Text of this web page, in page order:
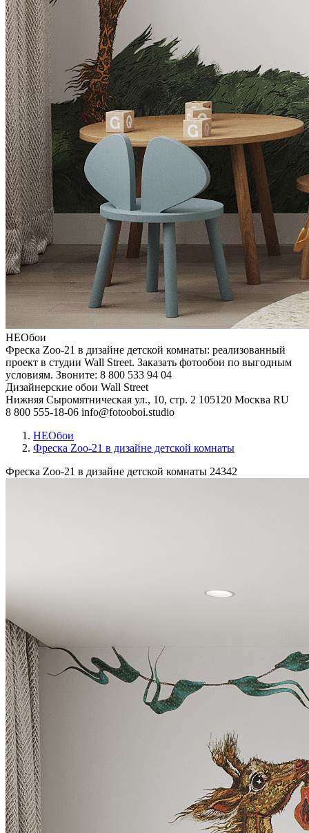
НЕОбои
Фреска Zoo-21 в дизайне детской комнаты: реализованный
проект в студии Wall Street. Заказать фотообои по выгодным
условиям. Звоните: 8 800 533 94 04
Дизайнерские обои Wall Street
Нижняя Сыромятническая ул., 10, стр. 2 105120 Москва RU
8 800 555-18-06 info@fotooboi.studio
НЕОбои
Фреска Zoo-21 в дизайне детской комнаты
Фреска Zoo-21 в дизайне детской комнаты 24342